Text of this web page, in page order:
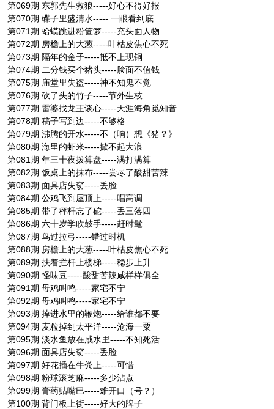
第069期 东郭先生救狼-----好心不得好报
第070期 碟子里盛清水----- 一眼看到底
第071期 蛤蟆跳进粉笸箩-----充头面人物
第072期 房檐上的大葱-----叶枯皮焦心不死
第073期 隔年的金子-----抵不上现铜
第074期 二分钱买个猪头-----脸面不值钱
第075期 庙堂里失盗-----神不知鬼不觉
第076期 砍了头的竹子-----节外生枝
第077期 雷婆找龙王谈心-----天涯海角觅知音
第078期 稿子写到边-----不够格
第079期 沸腾的开水-----不（响）想《猪？》
第080期 海里的虾米-----掀不起大浪
第081期 年三十夜拨算盘-----满打满算
第082期 饭桌上的抹布-----尝尽了酸甜苦辣
第083期 面具店失窃-----丢脸
第084期 公鸡飞到屋顶上-----唱高调
第085期 带了秤杆忘了砣-----丢三落四
第086期 六十岁学吹鼓手-----赶时髦
第087期 鸟过拉弓-----错过时机
第088期 房檐上的大葱-----叶枯皮焦心不死
第089期 扶着拦杆上楼梯-----稳步上升
第090期 怪味豆-----酸甜苦辣咸样样俱全
第091期 母鸡叫鸣-----家宅不宁
第092期 母鸡叫鸣-----家宅不宁
第093期 掉进水里的鞭炮-----给谁都不要
第094期 麦粒掉到太平洋-----沧海一粟
第095期 淡水鱼放在咸水里-----不知死活
第096期 面具店失窃-----丢脸
第097期 好花插在牛粪上-----可惜
第098期 粉球滚芝麻-----多少沾点
第099期 膏药贴嘴巴-----难开口（号？）
第100期 背门板上街-----好大的牌子